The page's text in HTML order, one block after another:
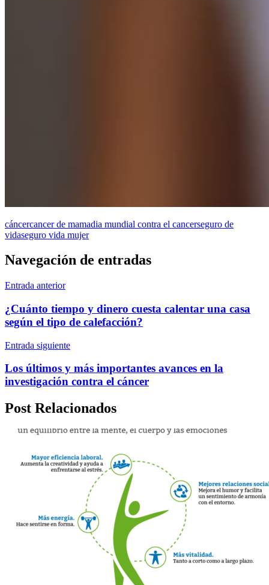
cáncercancer de mamadia mundial contra el cancerseguro de
vidaseguro vida mujer
Navegación de entradas
Entrada anterior
¿Cuánto tiempo y dinero cuesta calentar una casa
según el tipo de calefacción?
Entrada siguiente
Los últimos y más importantes avances en la
investigación contra el cáncer
Post Relacionados